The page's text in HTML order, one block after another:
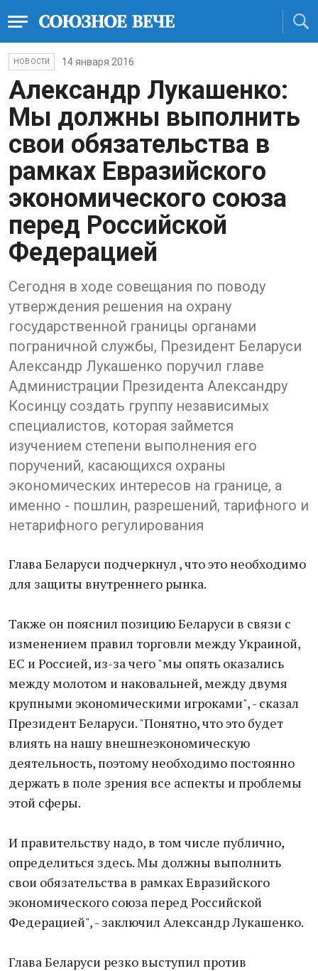
НОВОСТИ 14 января 2016
Александр Лукашенко:
Мы должны выполнить
свои обязательства в
рамках Евразийского
экономического союза
перед Российской
Федерацией
Сегодня в ходе совещания по поводу
утверждения решения на охрану
государственной границы органами
пограничной службы​​, ​​Президент Беларуси ​
Александр Лукашенко поручил главе
Администрации Президента Александру
Косинцу создать группу независимых
специалистов, которая займется
изучением степени выполнения его
поручений, касающихся охраны
экономических интересов на границе, а
именно - пошлин, разрешений, тарифного и
нетарифного регулирования
​​Глава Беларуси ​подчеркнул , что это необходимо
для защиты внутреннего рынка.
Также он пояснил позицию Беларуси в связи с
изменением правил торговли между Украиной,
ЕС и Россией, из-за чего "мы опять оказались
между молотом и наковальней, между двумя
крупными экономическими игроками", - сказал
Президент Беларуси. "Понятно, что это будет
влиять на нашу внешнеэкономическую
деятельность, поэтому необходимо постоянно
держать в поле зрения все аспекты и проблемы
этой сферы.
И правительству надо, в том числе публично,
определиться здесь. Мы должны выполнить
свои обязательства в рамках Евразийского
экономического союза перед Российской
Федерацией", - заключил Александр Лукашенко.
​Глава Беларуси резко выступил против